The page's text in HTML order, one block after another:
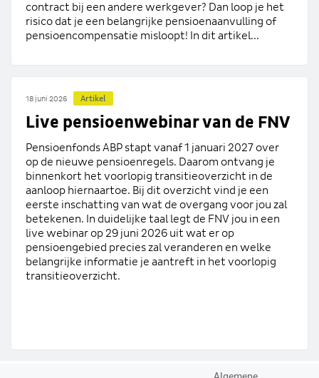
contract bij een andere werkgever? Dan loop je het
risico dat je een belangrijke pensioenaanvulling of
pensioencompensatie misloopt! In dit artikel...
18 juni 2026 Artikel
Live pensioenwebinar van de FNV
Pensioenfonds ABP stapt vanaf 1 januari 2027 over
op de nieuwe pensioenregels. Daarom ontvang je
binnenkort het voorlopig transitieoverzicht in de
aanloop hiernaartoe. Bij dit overzicht vind je een
eerste inschatting van wat de overgang voor jou zal
betekenen. In duidelijke taal legt de FNV jou in een
live webinar op 29 juni 2026 uit wat er op
pensioengebied precies zal veranderen en welke
belangrijke informatie je aantreft in het voorlopig
transitieoverzicht.